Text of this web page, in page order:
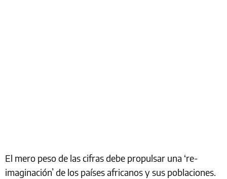
El mero peso de las cifras debe propulsar una ‘re-
imaginación’ de los países africanos y sus poblaciones.